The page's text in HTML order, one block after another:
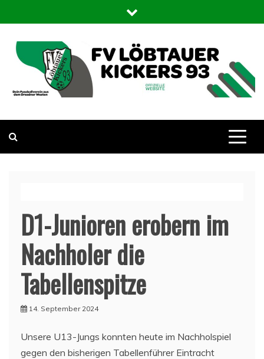
to
content
Dresden
D1-Junioren erobern im
Nachholer die
Tabellenspitze
14. September 2024
Unsere U13-Jungs konnten heute im Nachholspiel
gegen den bisherigen Tabellenführer Eintracht